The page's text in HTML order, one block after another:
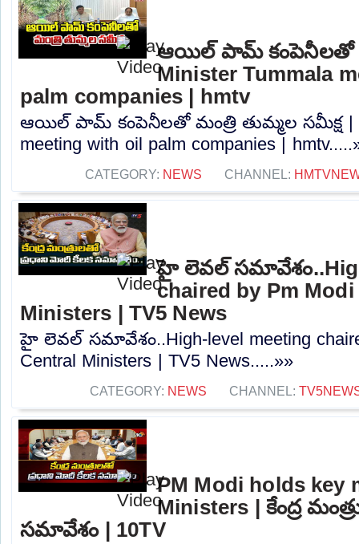
ఆయిల్ పామ్ కంపెనీలతో
Minister Tummala
palm companies | hmtv
ఆయిల్ పామ్ కంపెనీలతో మంత్రి తుమ్మల సమీక్ష |
meeting with oil palm companies |
CATEGORY: NEWS CHANNEL:
హై లెవల్
chaired by Pm
Ministers | TV5 News
హై లెవల్ సమావేశం..High-level meeting
Central Ministers | TV5 News.....»»
CATEGORY: NEWS CHANNEL:
PM Modi holds key
Ministers | కేంద్ర
సమావేశం | 10TV